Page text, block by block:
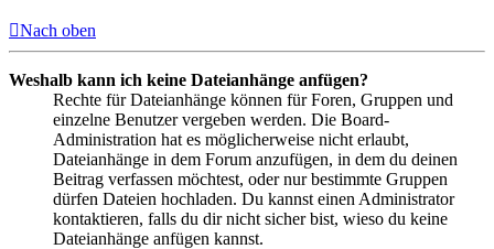
Nach oben
Weshalb kann ich keine Dateianhänge anfügen?
Rechte für Dateianhänge können für Foren, Gruppen und
einzelne Benutzer vergeben werden. Die Board-
Administration hat es möglicherweise nicht erlaubt,
Dateianhänge in dem Forum anzufügen, in dem du deinen
Beitrag verfassen möchtest, oder nur bestimmte Gruppen
dürfen Dateien hochladen. Du kannst einen Administrator
kontaktieren, falls du dir nicht sicher bist, wieso du keine
Dateianhänge anfügen kannst.